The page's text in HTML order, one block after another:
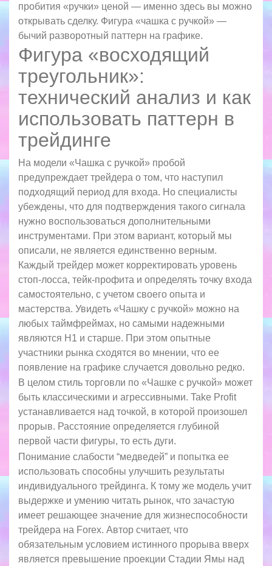
пробития «ручки» ценой — именно здесь вы можно
открывать сделку. Фигура «чашка с ручкой» —
бычий разворотный паттерн на графике.
Фигура «восходящий
треугольник»:
технический анализ и как
использовать паттерн в
трейдинге
На модели «Чашка с ручкой» пробой
предупреждает трейдера о том, что наступил
подходящий период для входа. Но специалисты
убеждены, что для подтверждения такого сигнала
нужно воспользоваться дополнительными
инструментами. При этом вариант, который мы
описали, не является единственно верным.
Каждый трейдер может корректировать уровень
стоп-лосса, тейк-профита и определять точку входа
самостоятельно, с учетом своего опыта и
мастерства. Увидеть «Чашку с ручкой» можно на
любых таймфреймах, но самыми надежными
являются H1 и старше. При этом опытные
участники рынка сходятся во мнении, что ее
появление на графике случается довольно редко.
В целом стиль торговли по «Чашке с ручкой» может
быть классическими и агрессивными. Take Profit
устанавливается над точкой, в которой произошел
прорыв. Расстояние определяется глубиной
первой части фигуры, то есть дуги.
Понимание слабости “медведей” и попытка ее
использовать способны улучшить результаты
индивидуального трейдинга. К тому же модель учит
выдержке и умению читать рынок, что зачастую
имеет решающее значение для жизнеспособности
трейдера на Forex. Автор считает, что
обязательным условием истинного прорыва вверх
является превышение проекции Стадии Ямы над